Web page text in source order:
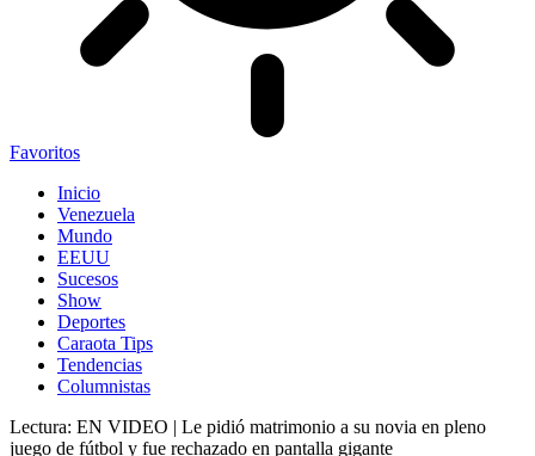
Favoritos
Inicio
Venezuela
Mundo
EEUU
Sucesos
Show
Deportes
Caraota Tips
Tendencias
Columnistas
Lectura: EN VIDEO | Le pidió matrimonio a su novia en pleno
juego de fútbol y fue rechazado en pantalla gigante